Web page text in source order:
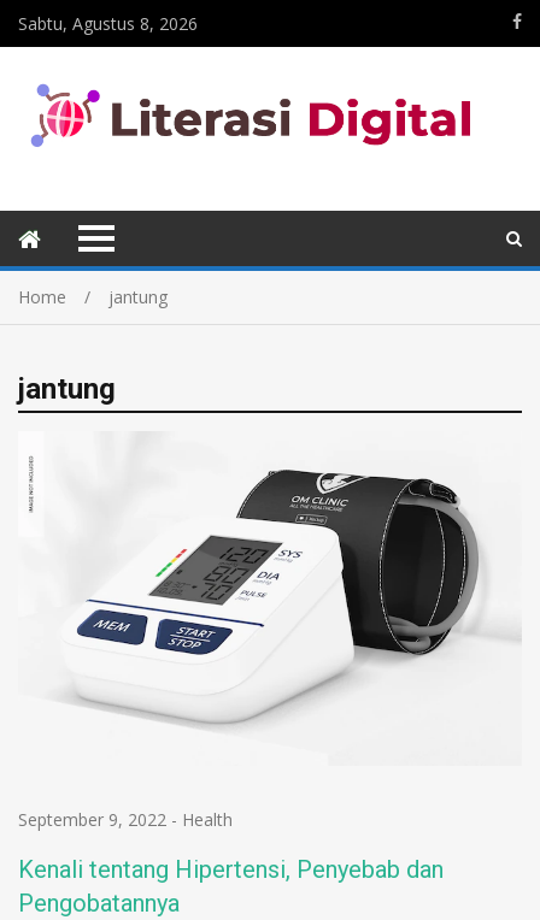
Sabtu, Agustus 8, 2026
Home jantung
jantung
September 9, 2022 - Health
Kenali tentang Hipertensi, Penyebab dan
Pengobatannya